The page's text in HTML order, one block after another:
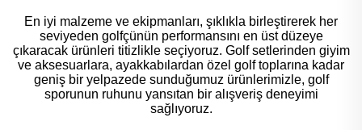
En iyi malzeme ve ekipmanları, şıklıkla birleştirerek her
seviyeden golfçünün performansını en üst düzeye
çıkaracak ürünleri titizlikle seçiyoruz. Golf setlerinden giyim
ve aksesuarlara, ayakkabılardan özel golf toplarına kadar
geniş bir yelpazede sunduğumuz ürünlerimizle, golf
sporunun ruhunu yansıtan bir alışveriş deneyimi
sağlıyoruz.